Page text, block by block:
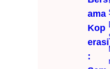
ama
Kop
erasi
: